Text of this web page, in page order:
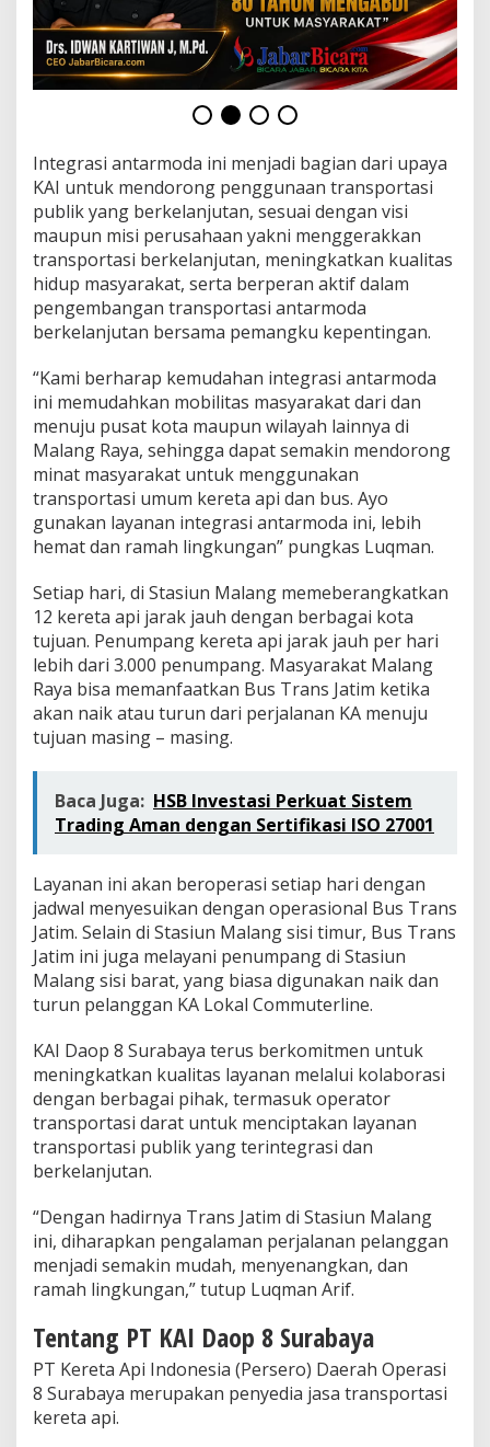
s
a
i
H
a
d
i
r
d
i
t
a
i
u
M
a
l
a
n
g
S
s
i
T
i
m
u
r
Integrasi antarmoda ini menjadi bagian dari upaya
KAI untuk mendorong penggunaan transportasi
publik yang berkelanjutan, sesuai dengan visi
maupun misi perusahaan yakni menggerakkan
transportasi berkelanjutan, meningkatkan kualitas
hidup masyarakat, serta berperan aktif dalam
pengembangan transportasi antarmoda
berkelanjutan bersama pemangku kepentingan.
“Kami berharap kemudahan integrasi antarmoda
ini memudahkan mobilitas masyarakat dari dan
menuju pusat kota maupun wilayah lainnya di
Malang Raya, sehingga dapat semakin mendorong
minat masyarakat untuk menggunakan
transportasi umum kereta api dan bus. Ayo
gunakan layanan integrasi antarmoda ini, lebih
hemat dan ramah lingkungan” pungkas Luqman.
Setiap hari, di Stasiun Malang memeberangkatkan
12 kereta api jarak jauh dengan berbagai kota
tujuan. Penumpang kereta api jarak jauh per hari
lebih dari 3.000 penumpang. Masyarakat Malang
Raya bisa memanfaatkan Bus Trans Jatim ketika
akan naik atau turun dari perjalanan KA menuju
tujuan masing – masing.
Baca Juga: HSB Investasi Perkuat Sistem
Trading Aman dengan Sertifikasi ISO 27001
Layanan ini akan beroperasi setiap hari dengan
jadwal menyesuikan dengan operasional Bus Trans
Jatim. Selain di Stasiun Malang sisi timur, Bus Trans
Jatim ini juga melayani penumpang di Stasiun
Malang sisi barat, yang biasa digunakan naik dan
turun pelanggan KA Lokal Commuterline.
KAI Daop 8 Surabaya terus berkomitmen untuk
meningkatkan kualitas layanan melalui kolaborasi
dengan berbagai pihak, termasuk operator
transportasi darat untuk menciptakan layanan
transportasi publik yang terintegrasi dan
berkelanjutan.
“Dengan hadirnya Trans Jatim di Stasiun Malang
ini, diharapkan pengalaman perjalanan pelanggan
menjadi semakin mudah, menyenangkan, dan
ramah lingkungan,” tutup Luqman Arif.
Tentang PT KAI Daop 8 Surabaya
PT Kereta Api Indonesia (Persero) Daerah Operasi
8 Surabaya merupakan penyedia jasa transportasi
kereta api.